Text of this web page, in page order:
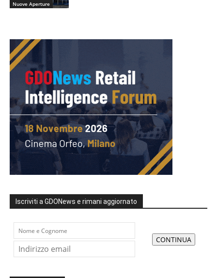
Nuove Aperture
Iscriviti a GDONews e rimani aggiornato